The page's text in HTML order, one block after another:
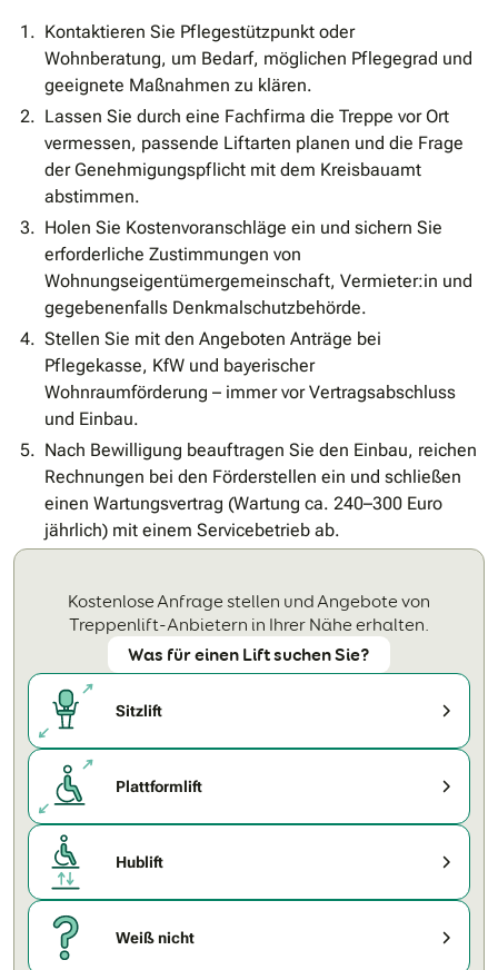
Kontaktieren Sie Pflegestützpunkt oder
Wohnberatung, um Bedarf, möglichen Pflegegrad und
geeignete Maßnahmen zu klären.
Lassen Sie durch eine Fachfirma die Treppe vor Ort
vermessen, passende Liftarten planen und die Frage
der Genehmigungspflicht mit dem Kreisbauamt
abstimmen.
Holen Sie Kostenvoranschläge ein und sichern Sie
erforderliche Zustimmungen von
Wohnungseigentümergemeinschaft, Vermieter:in und
gegebenenfalls Denkmalschutzbehörde.
Stellen Sie mit den Angeboten Anträge bei
Pflegekasse, KfW und bayerischer
Wohnraumförderung – immer vor Vertragsabschluss
und Einbau.
Nach Bewilligung beauftragen Sie den Einbau, reichen
Rechnungen bei den Förderstellen ein und schließen
einen Wartungsvertrag (Wartung ca. 240–300 Euro
jährlich) mit einem Servicebetrieb ab.
Kostenlose Anfrage stellen und Angebote von
Treppenlift-Anbietern in Ihrer Nähe erhalten.
Was für einen Lift suchen Sie?
Sitzlift
Plattformlift
Hublift
Weiß nicht